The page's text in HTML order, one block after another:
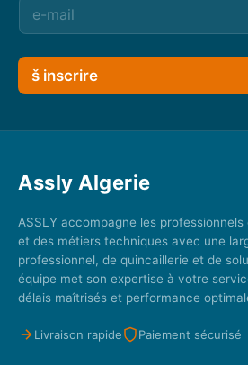
š inscrire
Assly Algerie
ASSLY accompagne les
et des métiers techniques avec une
professionnel, de quincaillerie et de
équipe met son expertise à votre
délais maîtrisés et performance
Livraison rapide Paiement sécurisé